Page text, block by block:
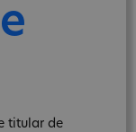
titular de